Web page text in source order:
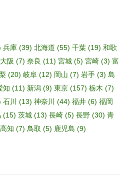
兵庫 (39) 北海道 (55) 千葉 (19) 和歌
大阪 (7) 奈良 (11) 宮城 (5) 宮崎 (3) 富
(20) 岐阜 (12) 岡山 (7) 岩手 (3) 島
知 (11) 新潟 (9) 東京 (157) 栃木 (7)
石川 (13) 神奈川 (44) 福井 (6) 福岡
(15) 茨城 (13) 長崎 (5) 長野 (30) 青
高知 (7) 鳥取 (5) 鹿児島 (9)